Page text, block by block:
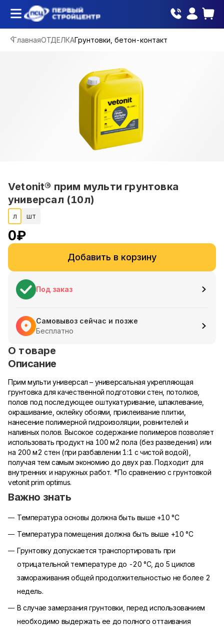
ГлавнаяОТДЕЛКАГрунтовки, бетон-контакт
Vetonit® прим мульти грунтовка
универсал (10л)
л шт
0₽
Добавить в корзину
Под заказ
Самовывоз сейчас и позже
Бесплатно
О товаре
Описание
Прим мульти универсал – универсальная укрепляющая
грунтовка для качественной подготовки стен, потолков,
полов под последующее оштукатуривание, шпаклевание,
окрашивание, оклейку обоями, приклеивание плитки,
нанесение полимерной гидроизоляции, ровнителей и
наливных полов. Высокое содержание полимеров позволяет
использовать продукт на 100 м2 пола (без разведения) или
на 200 м2 стен (при разбавлении 1:1 с чистой водой),
получая тем самым экономию до двух раз. Подходит для
внутренних и наружных работ. *По сравнению с грунтовкой
vetonit prim optimus.
Важно знать
Температура основы должна быть выше +10 °С
Температура помещения должна быть выше +10 °С
Грунтовку допускается транспортировать при
отрицательной температуре до -20 °С, до 5 циклов
замораживания общей продолжительностью не более 2
недель.
В случае замерзания грунтовки, перед использованием
необходимо выдержать ее до полного оттаивания